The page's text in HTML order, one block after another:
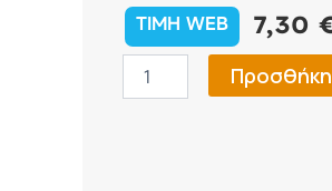
TIMH WEB 7,30
Συμπυκνωμένο
Προσθήκη